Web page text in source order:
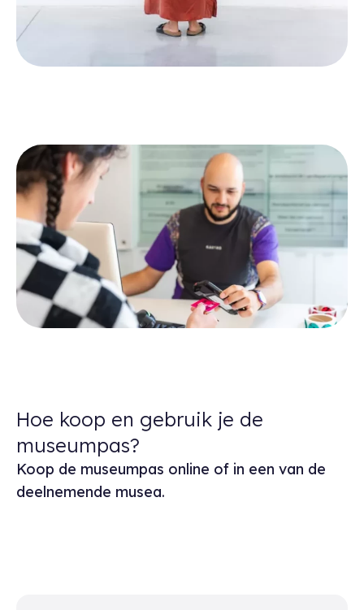
Hoe koop en gebruik je de
museumpas?
Koop de museumpas online of in een van de
deelnemende musea.